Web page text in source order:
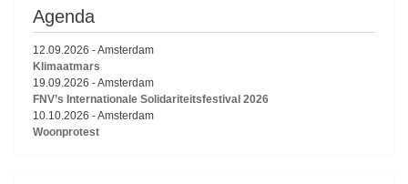
Agenda
12.09.2026 -Amsterdam
Klimaatmars
19.09.2026 -Amsterdam
FNV’s Internationale Solidariteitsfestival 2026
10.10.2026 -Amsterdam
Woonprotest